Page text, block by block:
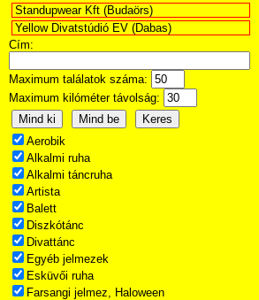
Standupwear Kft (Budaörs)
Yellow Divatstúdió EV (Dabas)
Cím:
Maximum találatok száma:
Maximum kilóméter távolság:
Aerobik
Alkalmi ruha
Alkalmi táncruha
Artista
Balett
Diszkótánc
Divattánc
Egyéb jelmezek
Esküvői ruha
Farsangi jelmez, Haloween